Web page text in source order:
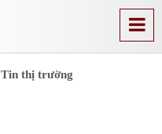
Tin thị trường